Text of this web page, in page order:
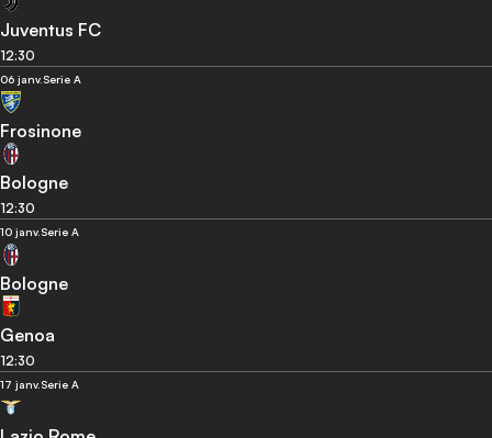
Juventus FC
12:30
06 janv. Serie A
Frosinone
Bologne
12:30
10 janv. Serie A
Bologne
Genoa
12:30
17 janv. Serie A